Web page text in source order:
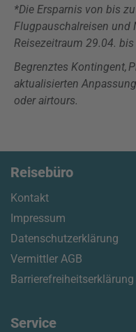
*Die Ersparnis von bis
Flugpauschalreisen und
Reisezeitraum 29.04.
Begrenztes Kontingent,
aktualisierten
oder airtours.
Reisebüro
Kontakt
Impressum
Datenschutzerklärung
Vermittler AGB
Barrierefreiheitserklärung
Service